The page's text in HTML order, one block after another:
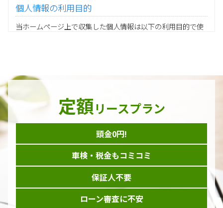
個人情報の利用目的
当ホームページ上で収集した個人情報は以下の利用目的で使
当グループの業務に従事する協力会社様担当者の識別
当グループ内で共同利用する人事関連システムの運用
ダイレクトメール等を利用したアンケート・キャンペーン
などの意見・情報の調査
当ホームページはサービスに関するお問い合わせやご質問、
資料のご請求や各サービス等のお申し込みなど、当ホームペ
ージのサービス提供過程で、氏名、連絡先、勤務先等の個人
情報を書面、電子媒体、ウェブ等を介して収集致します。
定額リースプラン
頭金0円!
車検・税金もコミコミ
保証人不要
ローン審査に不安